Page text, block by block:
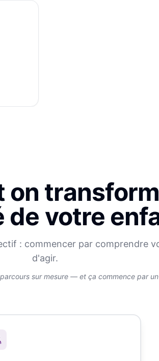
on
de votre
: commencer par comprendre
d'agir.
sur mesure — et ça commence par